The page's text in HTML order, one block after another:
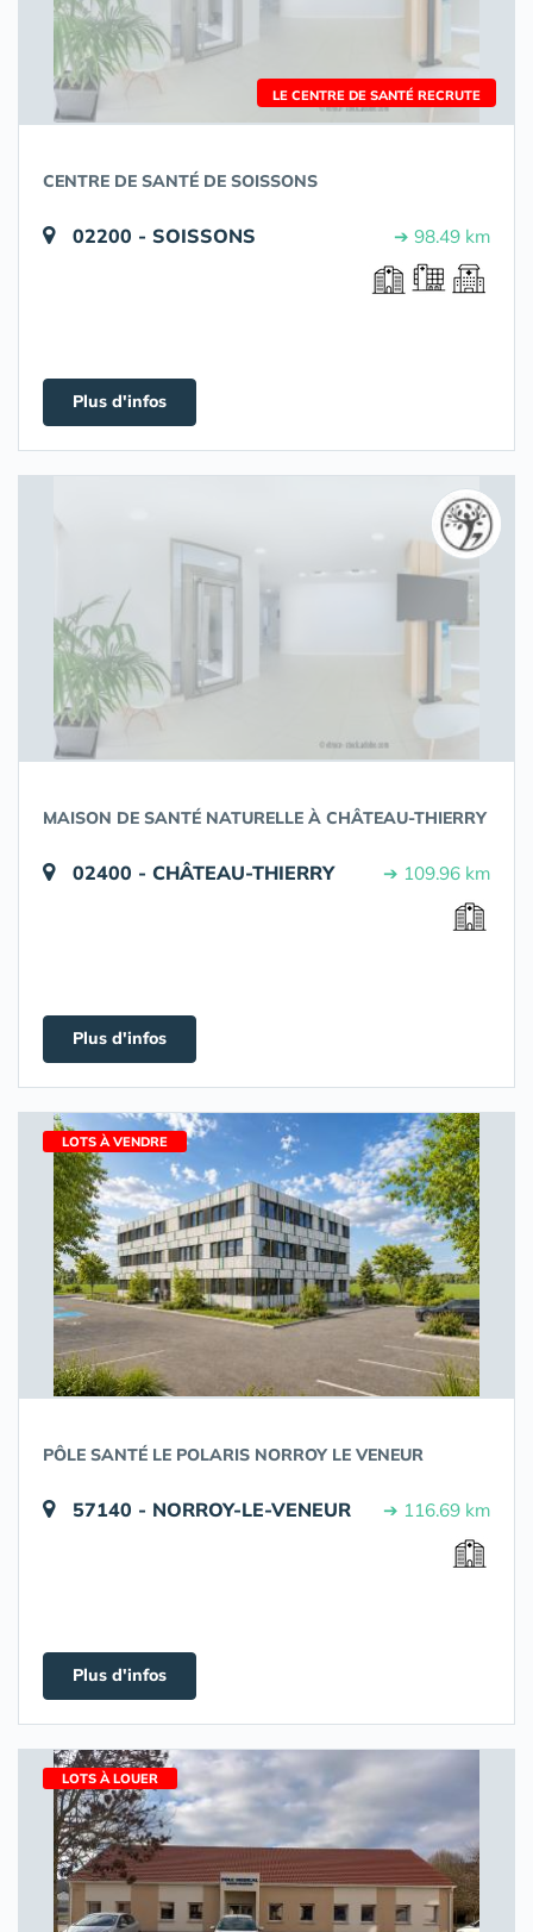
LE CENTRE DE SANTÉ RECRUTE
CENTRE DE SANTÉ DE SOISSONS
02200 - SOISSONS ➔ 98.49 km
Plus d'infos
MAISON DE SANTÉ NATURELLE À CHÂTEAU-THIERRY
02400 - CHÂTEAU-THIERRY ➔ 109.96 km
Plus d'infos
LOTS À VENDRE
PÔLE SANTÉ LE POLARIS NORROY LE VENEUR
57140 - NORROY-LE-VENEUR ➔ 116.69 km
Plus d'infos
LOTS À LOUER